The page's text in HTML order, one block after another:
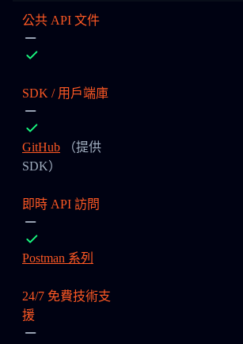
公共 API 文件
SDK / 用戶端庫
GitHub （提供
SDK）
即時 API 訪問
Postman 系列
24/7 免費技術支
援